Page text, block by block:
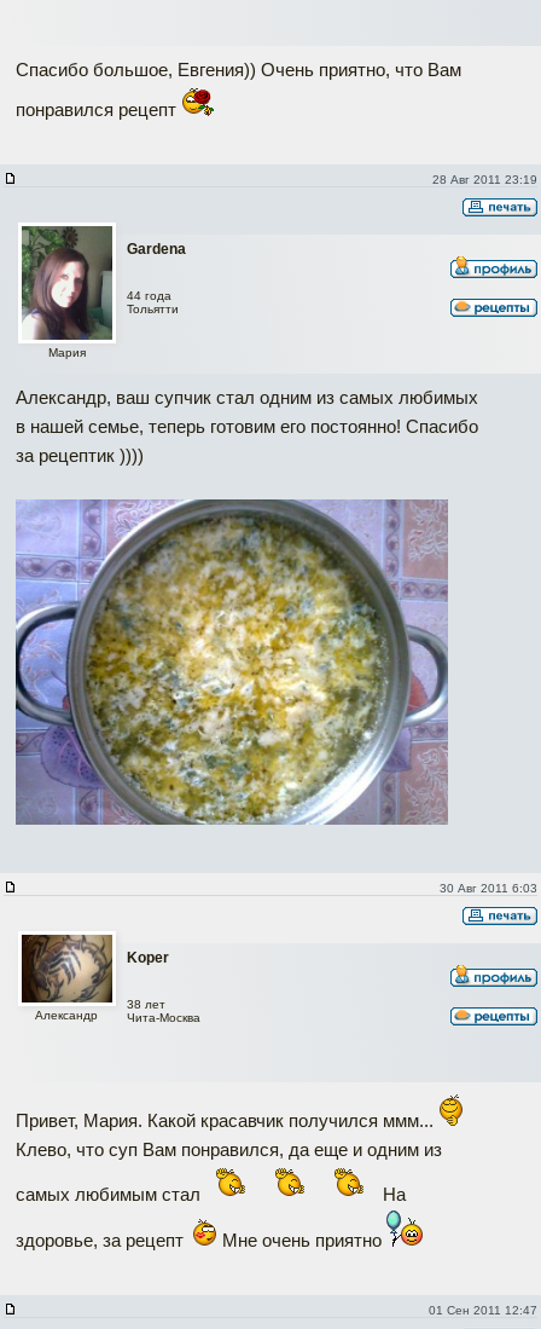
Спасибо большое, Евгения)) Очень приятно, что Вам
понравился рецепт
28 Авг 2011 23:19
Gardena
Мария
44 года
Тольятти
Александр, ваш супчик стал одним из самых любимых
в нашей семье, теперь готовим его постоянно! Спасибо
за рецептик ))))
30 Авг 2011 6:03
Koper
Александр
38 лет
Чита-Москва
Привет, Мария. Какой красавчик получился ммм...
Клево, что суп Вам понравился, да еще и одним из
самых любимым стал На
здоровье, за рецепт Мне очень приятно
01 Сен 2011 12:47